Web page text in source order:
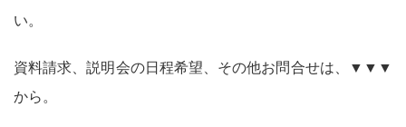
い。
資料請求、説明会の日程希望、その他お問合せは、▼▼▼
から。